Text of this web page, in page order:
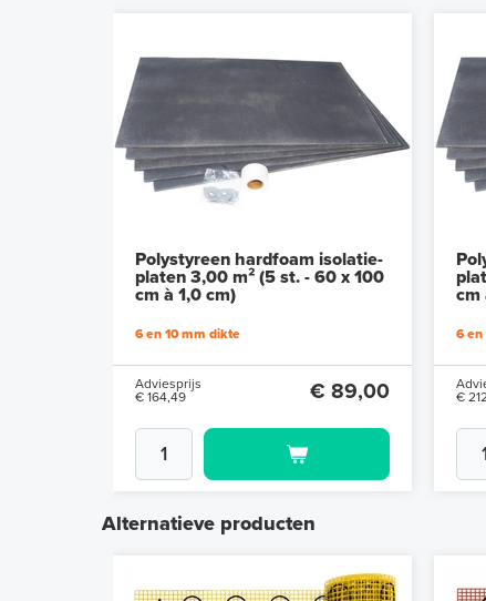
Polystyreen hardfoam isolatie-
platen 3,00 m² (5 st. - 60 x 100
cm à 1,0 cm)
6 en 10 mm dikte
Adviesprijs
€ 164,49
€ 89,00
cm
6 en
€
Alternatieve producten